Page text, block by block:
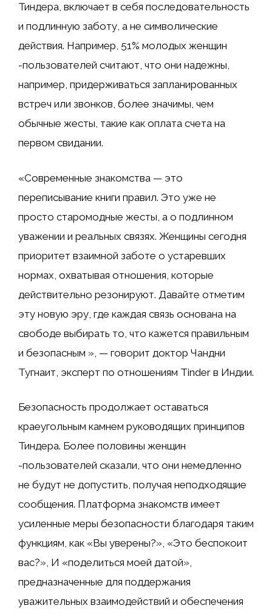
Тиндера, включает в себя последовательность
и подлинную заботу, а не символические
действия. Например, 51% молодых женщин
-пользователей считают, что они надежны,
например, придерживаться запланированных
встреч или звонков, более значимы, чем
обычные жесты, такие как оплата счета на
первом свидании.
«Современные знакомства — это
переписывание книги правил. Это уже не
просто старомодные жесты, а о подлинном
уважении и реальных связях. Женщины сегодня
приоритет взаимной заботе о устаревших
нормах, охватывая отношения, которые
действительно резонируют. Давайте отметим
эту новую эру, где каждая связь основана на
свободе выбирать то, что кажется правильным
и безопасным », — говорит доктор Чандни
Тугнаит, эксперт по отношениям Tinder в Индии.
Безопасность продолжает оставаться
краеугольным камнем руководящих принципов
Тиндера. Более половины женщин
-пользователей сказали, что они немедленно
не будут не допустить, получая неподходящие
сообщения. Платформа знакомств имеет
усиленные меры безопасности благодаря таким
функциям, как «Вы уверены?», «Это беспокоит
вас?», И «поделиться моей датой»,
предназначенные для поддержания
уважительных взаимодействий и обеспечения